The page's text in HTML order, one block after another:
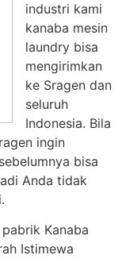
industri kami
kanaba mesin
laundry bisa
mengirimkan
ke Sragen dan
seluruh
Indonesia. Bila
ingin
bisa
Anda tidak
Kanaba
Istimewa